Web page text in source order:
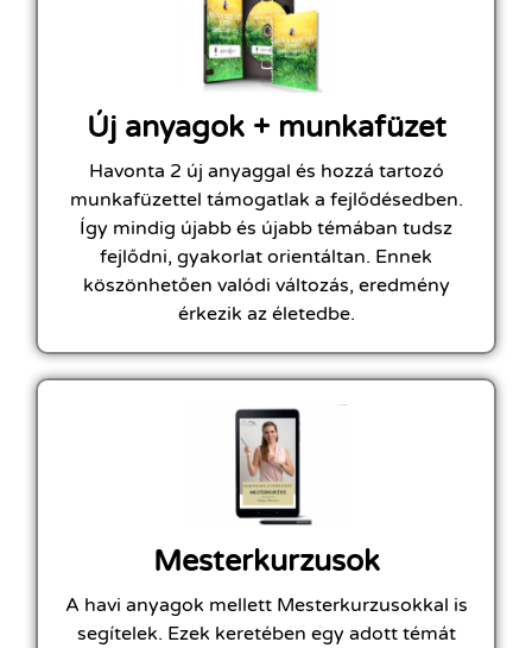
Új anyagok + munkafüzet
Havonta 2 új anyaggal és hozzá tartozó
munkafüzettel támogatlak a fejlődésedben.
Így mindig újabb és újabb témában tudsz
fejlődni, gyakorlat orientáltan. Ennek
köszönhetően valódi változás, eredmény
érkezik az életedbe.
Mesterkurzusok
A havi anyagok mellett Mesterkurzusokkal is
segítelek. Ezek keretében egy adott témát